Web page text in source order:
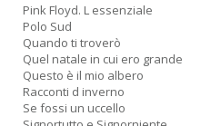
Pink Floyd. L essenziale
Polo Sud
Quando ti troverò
Quel natale in cui ero grande
Questo è il mio albero
Racconti d inverno
Se fossi un uccello